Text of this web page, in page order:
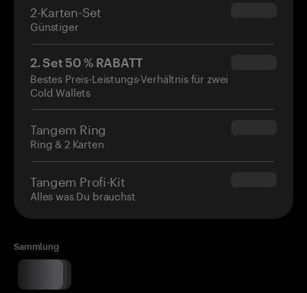
2-Karten-Set
Günstiger
$54.90
2. Set 50 % RABATT
Bestes Preis-Leistungs-Verhältnis für zwei
Cold Wallets
$34.95
Tangem Ring
Ring & 2 Karten
$160.00
Tangem Profi-Kit
Alles was Du brauchst
$180.00
Sammlung